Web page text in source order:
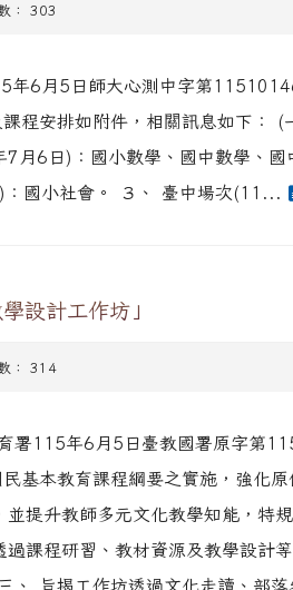
： 303
年6月5日師大心測中字第
程安排如附件，相關訊息如下： (
月6日)：國小數學、國中數學、國
國小社會。 ３、 臺中場次(11...
設計工作坊」
： 314
署115年6月5日臺教國署原字第
基本教育課程綱要之實施，強化原
提升教師多元文化教學知能，特
過課程研習、教材資源及教學設計
、 旨揭工作坊透過文化走讀、部落